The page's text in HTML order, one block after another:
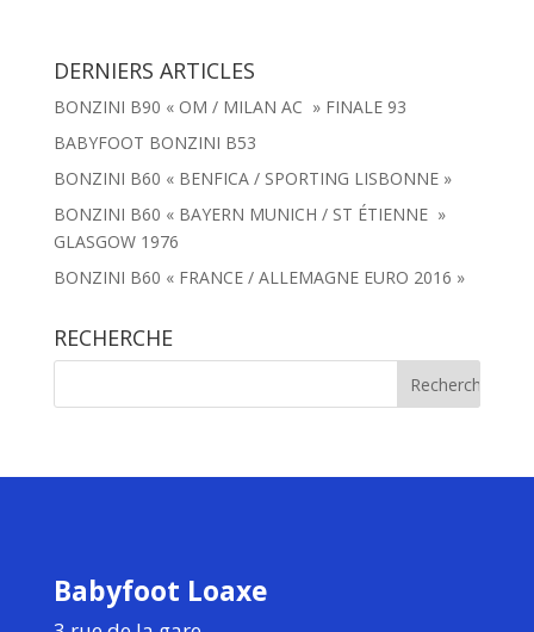
DERNIERS ARTICLES
BONZINI B90 « OM / MILAN AC » FINALE 93
BABYFOOT BONZINI B53
BONZINI B60 « BENFICA / SPORTING LISBONNE »
BONZINI B60 « BAYERN MUNICH / ST ÉTIENNE »
GLASGOW 1976
BONZINI B60 « FRANCE / ALLEMAGNE EURO 2016 »
RECHERCHE
Babyfoot Loaxe